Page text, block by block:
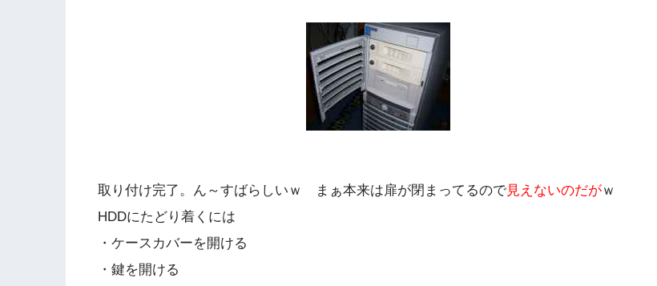
取り付け完了。ん～すばらしいｗ まぁ本来は扉が閉まってるので見えないのだがｗ
HDDにたどり着くには
・ケースカバーを開ける
・鍵を開ける